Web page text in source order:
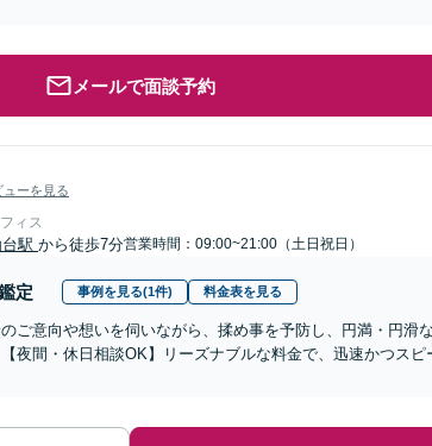
メールで面談予約
ューを見る
ィス
駅 から徒歩7分営業時間：09:00~21:00（土日祝日）
定 事例を見る(1件) 料金表を見る
のご意向や想いを伺いながら、揉め事を予防し、円満・円滑
夜間・休日相談OK】リーズナブルな料金で、迅速かつス